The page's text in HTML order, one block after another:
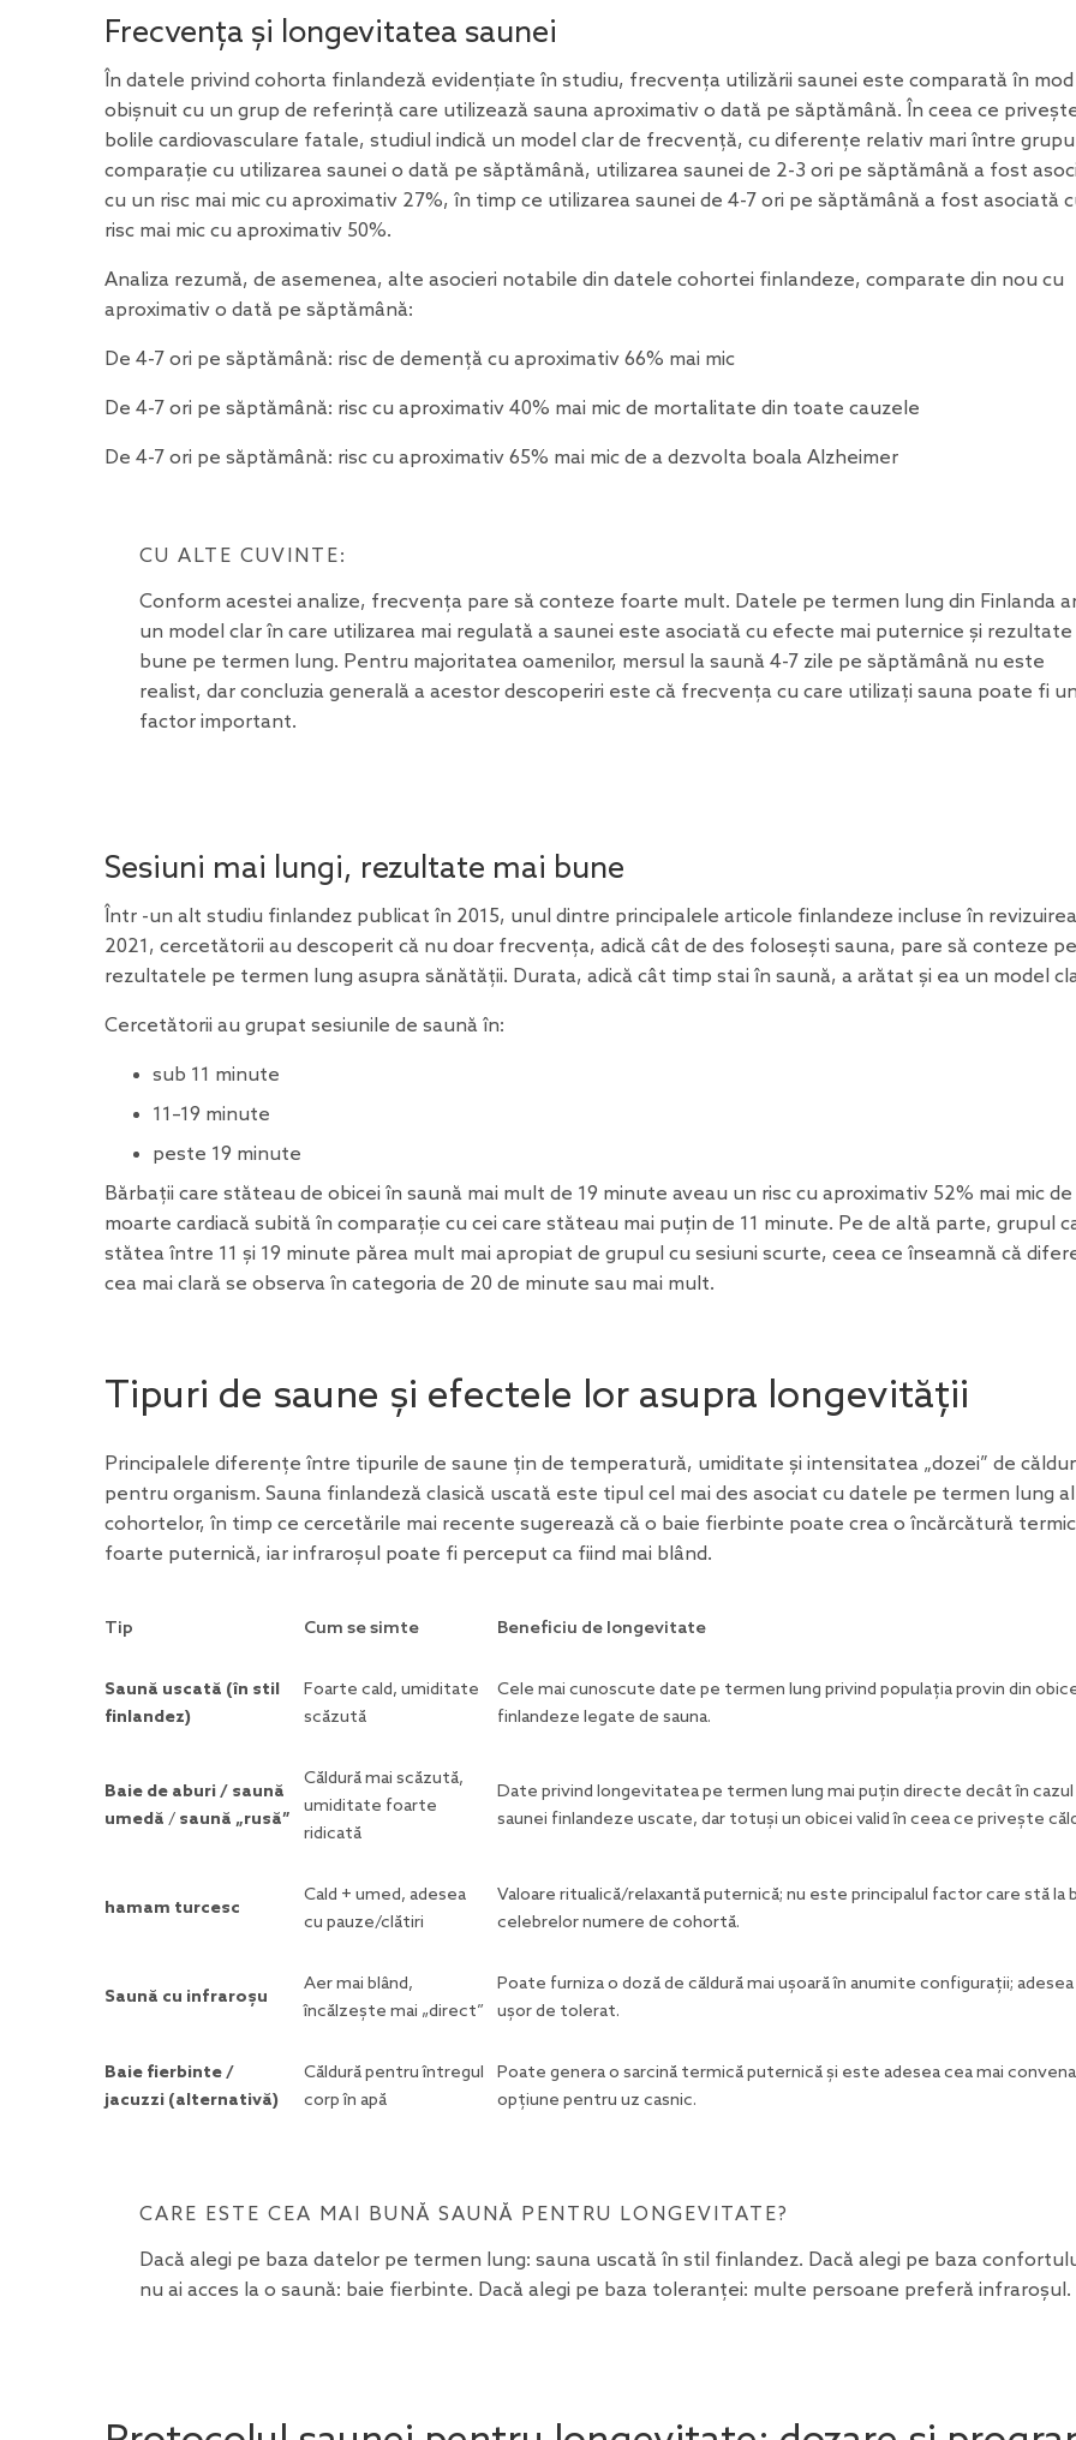
Frecvența și longevitatea saunei
În datele privind cohorta finlandeză evidențiate în studiu, frecvența utilizării saunei este comparată în mod
obișnuit cu un grup de referință care utilizează sauna aproximativ o dată pe săptămână. În ceea ce
bolile cardiovasculare fatale, studiul indică un model clar de frecvență, cu diferențe relativ mari între
comparație cu utilizarea saunei o dată pe săptămână, utilizarea saunei de 2-3 ori pe săptămână a fost
cu un risc mai mic cu aproximativ 27%, în timp ce utilizarea saunei de 4-7 ori pe săptămână a fost asociată
risc mai mic cu aproximativ 50%.
Analiza rezumă, de asemenea, alte asocieri notabile din datele cohortei finlandeze, comparate din nou cu
aproximativ o dată pe săptămână:
De 4-7 ori pe săptămână: risc de demență cu aproximativ 66% mai mic
De 4-7 ori pe săptămână: risc cu aproximativ 40% mai mic de mortalitate din toate cauzele
De 4-7 ori pe săptămână: risc cu aproximativ 65% mai mic de a dezvolta boala Alzheimer
CU ALTE CUVINTE:
Conform acestei analize, frecvența pare să conteze foarte mult. Datele pe termen lung din Finlanda
un model clar în care utilizarea mai regulată a saunei este asociată cu efecte mai puternice și rezultate
bune pe termen lung. Pentru majoritatea oamenilor, mersul la saună 4-7 zile pe săptămână nu este
realist, dar concluzia generală a acestor descoperiri este că frecvența cu care utilizați sauna poate fi
factor important.
Sesiuni mai lungi, rezultate mai bune
Într -un alt studiu finlandez publicat în 2015, unul dintre principalele articole finlandeze incluse în
2021, cercetătorii au descoperit că nu doar frecvența, adică cât de des folosești sauna, pare să conteze
rezultatele pe termen lung asupra sănătății. Durata, adică cât timp stai în saună, a arătat și ea un model
Cercetătorii au grupat sesiunile de saună în:
sub 11 minute
11–19 minute
peste 19 minute
Bărbații care stăteau de obicei în saună mai mult de 19 minute aveau un risc cu aproximativ 52% mai mic de
moarte cardiacă subită în comparație cu cei care stăteau mai puțin de 11 minute. Pe de altă parte, grupul
stătea între 11 și 19 minute părea mult mai apropiat de grupul cu sesiuni scurte, ceea ce înseamnă că
cea mai clară se observa în categoria de 20 de minute sau mai mult.
Tipuri de saune și efectele lor asupra longevității
Principalele diferențe între tipurile de saune țin de temperatură, umiditate și intensitatea „dozei” de
pentru organism. Sauna finlandeză clasică uscată este tipul cel mai des asociat cu datele pe termen lung
cohortelor, în timp ce cercetările mai recente sugerează că o baie fierbinte poate crea o încărcătură
foarte puternică, iar infraroșul poate fi perceput ca fiind mai blând.
Tip Cum se simte Beneficiu de longevitate
Saună uscată (în stil
finlandez)
Foarte cald, umiditate
scăzută
Cele mai cunoscute date pe termen lung privind populația provin din
finlandeze legate de sauna.
Baie de aburi / saună
umedă / saună „rusă”
Căldură mai scăzută,
umiditate foarte
ridicată
Date privind longevitatea pe termen lung mai puțin directe decât în cazul
saunei finlandeze uscate, dar totuși un obicei valid în ceea ce privește
hamam turcesc
Cald + umed, adesea
cu pauze/clătiri
Valoare ritualică/relaxantă puternică; nu este principalul factor care stă la
celebrelor numere de cohortă.
Saună cu infraroșu
Aer mai blând,
încălzește mai „direct”
Poate furniza o doză de căldură mai ușoară în anumite configurații;
ușor de tolerat.
Baie fierbinte /
jacuzzi (alternativă)
Căldură pentru întregul
corp în apă
Poate genera o sarcină termică puternică și este adesea cea mai
opțiune pentru uz casnic.
CARE ESTE CEA MAI BUNĂ SAUNĂ PENTRU LONGEVITATE?
Dacă alegi pe baza datelor pe termen lung: sauna uscată în stil finlandez. Dacă alegi pe baza
nu ai acces la o saună: baie fierbinte. Dacă alegi pe baza toleranței: multe persoane preferă infraroșul.